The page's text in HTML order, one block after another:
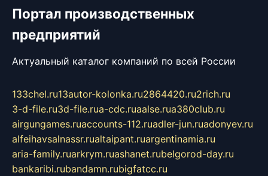
Портал производственных
предприятий
Актуальный каталог компаний по всей России
133chel.ru13autor-kolonka.ru2864420.ru2rich.ru
3-d-file.ru3d-file.rua-cdc.ruaalse.rua380club.ru
airgungames.ruaccounts-112.ruadler-jun.ruadonyev.ru
alfeihavsalnassr.rualtaipant.ruargentinamia.ru
aria-family.ruarkrym.ruashanet.rubelgorod-day.ru
bankaribi.rubandamn.rubigfatcc.ru